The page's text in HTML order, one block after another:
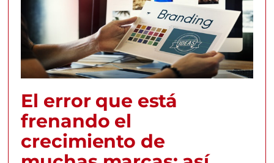
El error que está
frenando el
crecimiento de